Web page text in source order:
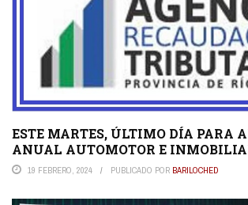
ESTE MARTES, ÚLTIMO DÍA PARA
ANUAL AUTOMOTOR E
19 FEBRERO, 2024 PUBLICADO POR BARILOCHED